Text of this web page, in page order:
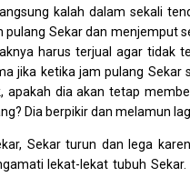
kalah dalam sekali
Sekar dan menjemput
harus terjual agar tidak
jika ketika jam pulang
apakah dia akan tetap
Dia berpikir dan melamun
Sekar turun dan lega
lekat-lekat tubuh